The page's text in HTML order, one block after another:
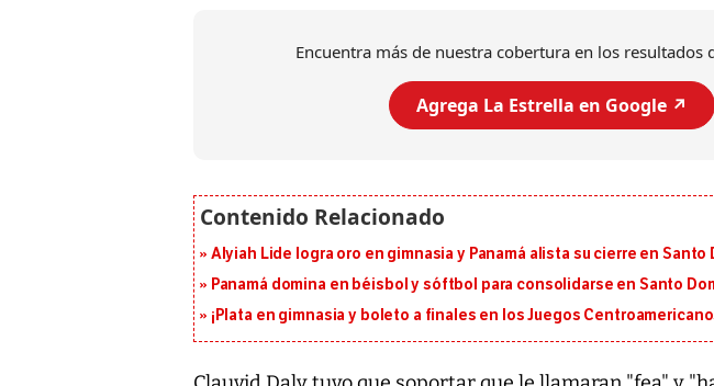
Encuentra más de nuestra cobertura en los resultados
Agrega La Estrella en Google ↗️
Alyiah Lide logra oro en gimnasia y Panamá alista su cierre en Santo
Panamá domina en béisbol y sóftbol para consolidarse en Santo
¡Plata en gimnasia y boleto a finales en los Juegos
7,1 se